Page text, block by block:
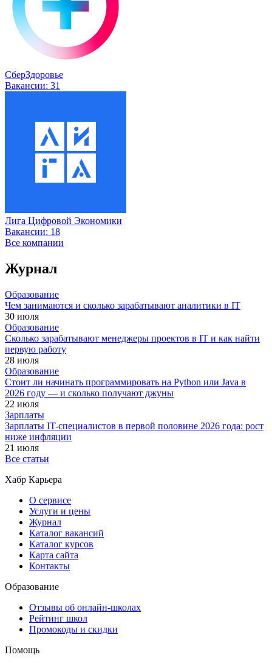
СберЗдоровье
Вакансии: 31
Лига Цифровой Экономики
Вакансии: 18
Все компании
Журнал
Образование
Чем занимаются и сколько зарабатывают аналитики в IT
30 июля
Образование
Сколько зарабатывают менеджеры проектов в IT и как найти
первую работу
28 июля
Образование
Стоит ли начинать программировать на Python или Java в
2026 году — и сколько получают джуны
22 июля
Зарплаты
Зарплаты IT-специалистов в первой половине 2026 года: рост
ниже инфляции
21 июля
Все статьи
Хабр Карьера
О сервисе
Услуги и цены
Журнал
Каталог вакансий
Каталог курсов
Карта сайта
Контакты
Образование
Отзывы об онлайн-школах
Рейтинг школ
Промокоды и скидки
Помощь